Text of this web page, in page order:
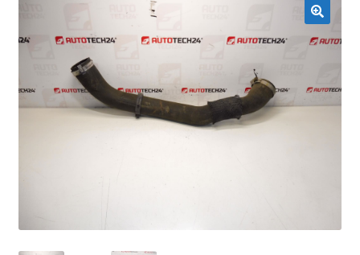
Košík
Můj účet
🔍